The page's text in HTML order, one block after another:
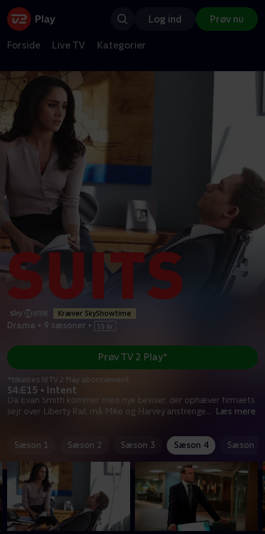
Log ind Prøv nu
Forside Live TV Kategorier
Kræver SkyShowtime
Drama • 9 sæsoner •
S4:E15 • Intent
Da Evan Smith kommer med nye beviser, der ophæver firmaets
sejr over Liberty Rail, må Mike og Harvey anstrenge... Læs mere
Prøv TV 2 Play*
*tilkøbes til TV 2 Play abonnement
Sæson 1 Sæson 2 Sæson 3 Sæson 4 Sæson 5